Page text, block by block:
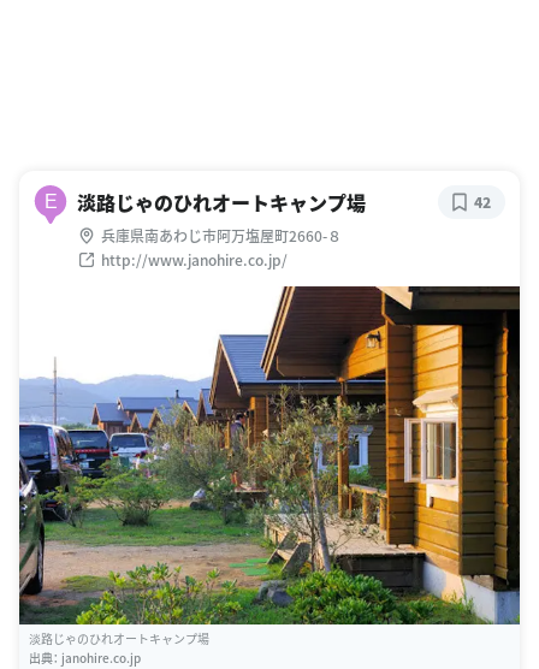
E 淡路じゃのひれオートキャンプ場
兵庫県南あわじ市阿万塩屋町2660-８
http://www.janohire.co.jp/
42
淡路じゃのひれオートキャンプ場
出典： janohire.co.jp